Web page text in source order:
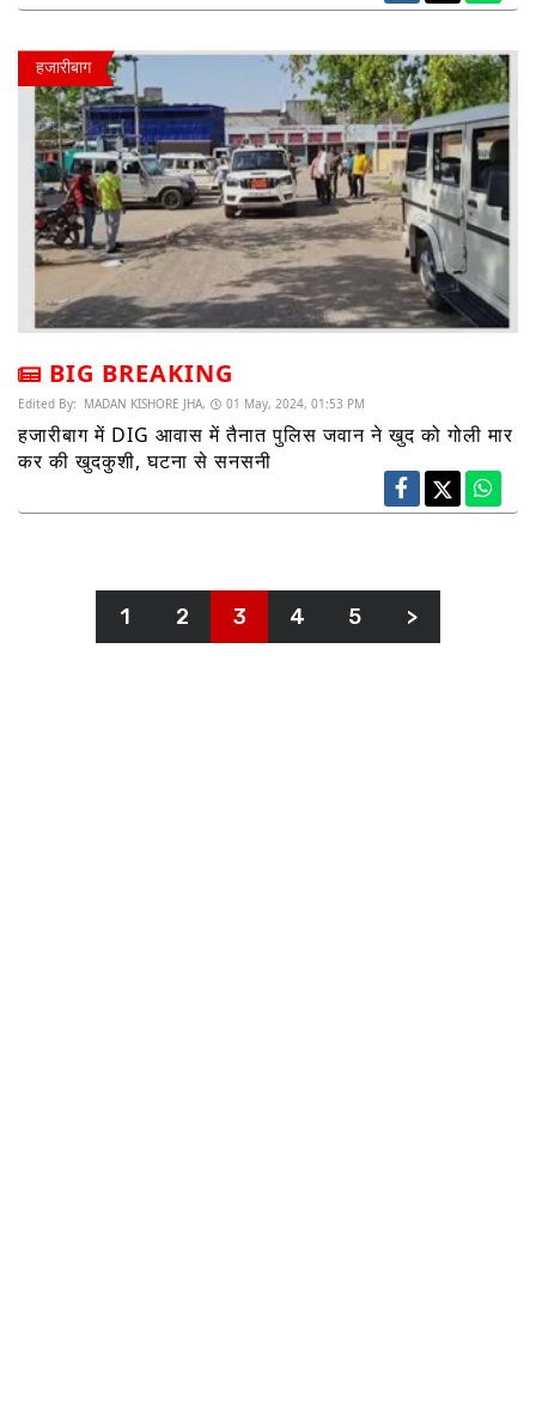
हजारीबाग
BIG BREAKING
Edited By: MADAN KISHORE JHA, 01 May, 2024, 01:53 PM
हजारीबाग में DIG आवास में तैनात पुलिस जवान ने खुद को गोली मार
कर की खुदकुशी, घटना से सनसनी
1 2 3 4 5 >